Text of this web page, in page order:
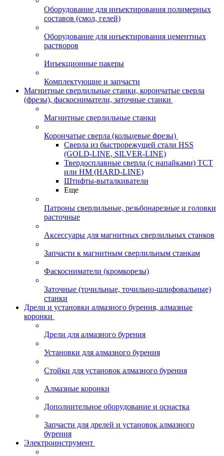
Оборудование для инъектирования полимерных
составов (смол, гелей)
Оборудование для инъектирования цементных
растворов
Инъекционные пакеры
Комплектующие и запчасти
Магнитные сверлильные станки, корончатые сверла
(фрезы), фаскосниматели, заточные станки
Магнитные сверлильные станки
Корончатые сверла (кольцевые фрезы)
Сверла из быстрорежущей стали HSS
(GOLD-LINE, SILVER-LINE)
Твердосплавные сверла (с напайками) ТСТ
или HM (HARD-LINE)
Штифты-выталкиватели
Еще
Патроны сверлильные, резьбонарезные и головки
расточные
Аксессуары для магнитных сверлильных станков
Запчасти к магнитным сверлильным станкам
Фаскосниматели (кромкорезы)
Заточные (точильные, точильно-шлифовальные)
станки
Дрели и установки алмазного бурения, алмазные
коронки
Дрели для алмазного бурения
Установки для алмазного бурения
Стойки для установок алмазного бурения
Алмазные коронки
Дополнительное оборудование и оснастка
Запчасти для дрелей и установок алмазного
бурения
Электроинструмент